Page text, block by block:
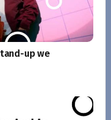
up we